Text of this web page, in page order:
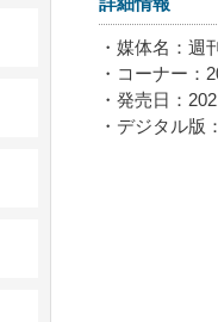
・媒体名：週
・コーナー：
・発売日：
・デジタル版：